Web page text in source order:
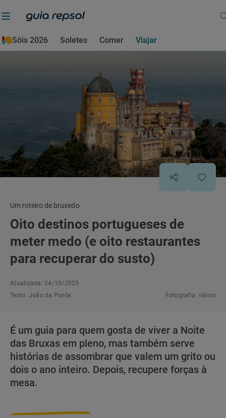
Sóis 2026 Soletes Comer Viajar
Um roteiro de bruxedo
Oito destinos portugueses de
meter medo (e oito restaurantes
para recuperar do susto)
Atualizada: 24/10/2025
Texto: João da Ponte Fotografia: vários
É um guia para quem gosta de viver a Noite
das Bruxas em pleno, mas também serve
histórias de assombrar que valem um grito ou
dois o ano inteiro. Depois, recupere forças à
mesa.